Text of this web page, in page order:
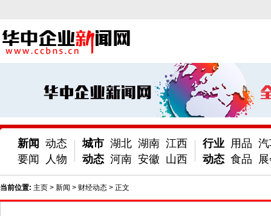
新闻
要闻
动态
人物
城市
动态
湖北 湖南 江西
河南 安徽 山西
行业
动态
用品
食品
当前位置: 主页 > 新闻 > 财经动态 > 正文